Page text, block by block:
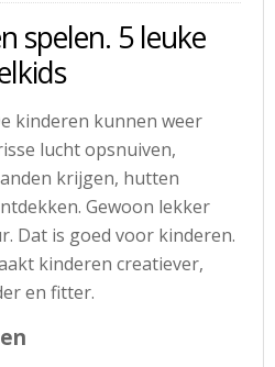
spelen. 5 leuke
kinderen kunnen weer
lucht opsnuiven,
krijgen, hutten
Gewoon lekker
Dat is goed voor kinderen.
kinderen creatiever,
en fitter.